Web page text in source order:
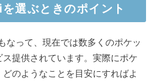
選ぶときのポイント
なって、現在では数多くのポケッ
提供されています。実際にポケ
のようなことを目安にすればよ